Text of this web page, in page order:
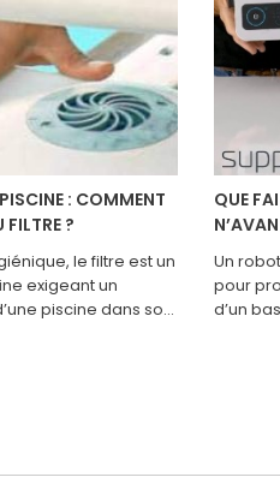
: COMMENT
FILTRE ?
le filtre est un
exigeant un
piscine dans son
se baigner dans une
QUE
Un
pour
d’un